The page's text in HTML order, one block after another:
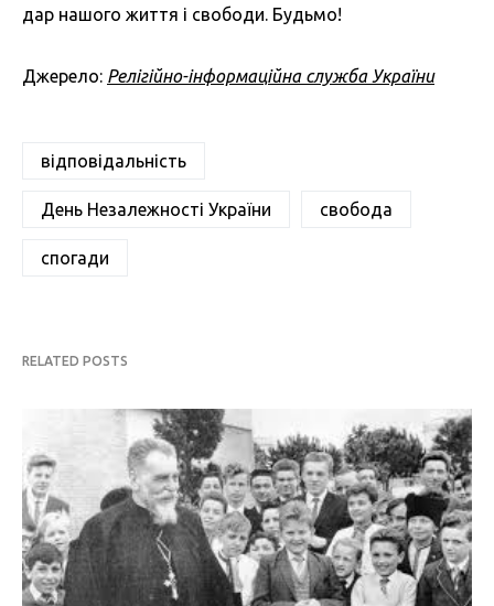
дар нашого життя і свободи. Будьмо!
Джерело: Релігійно-інформаційна служба України
відповідальність
День Незалежності України свобода
спогади
RELATED POSTS